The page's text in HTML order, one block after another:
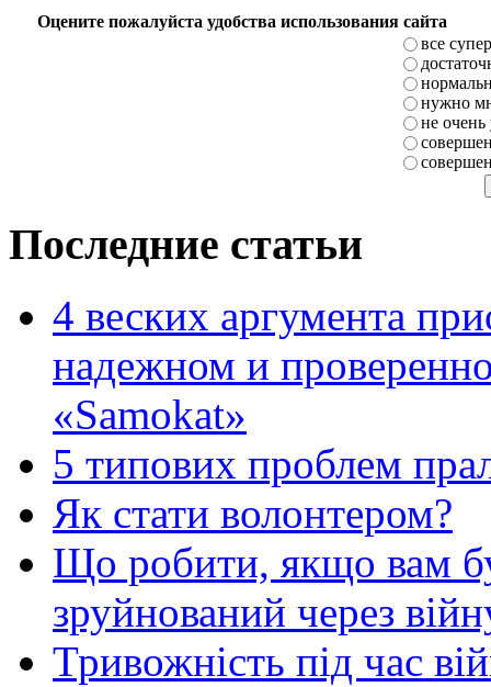
Оцените пожалуйста удобства использования сайта
все супер
нужно
не очень
Последние статьи
4 веских аргумента
надежном и
«Samokat»
5 типових проблем
Як стати волонтером?
Що робити, якщо вам
зруйнований через
Тривожність під час